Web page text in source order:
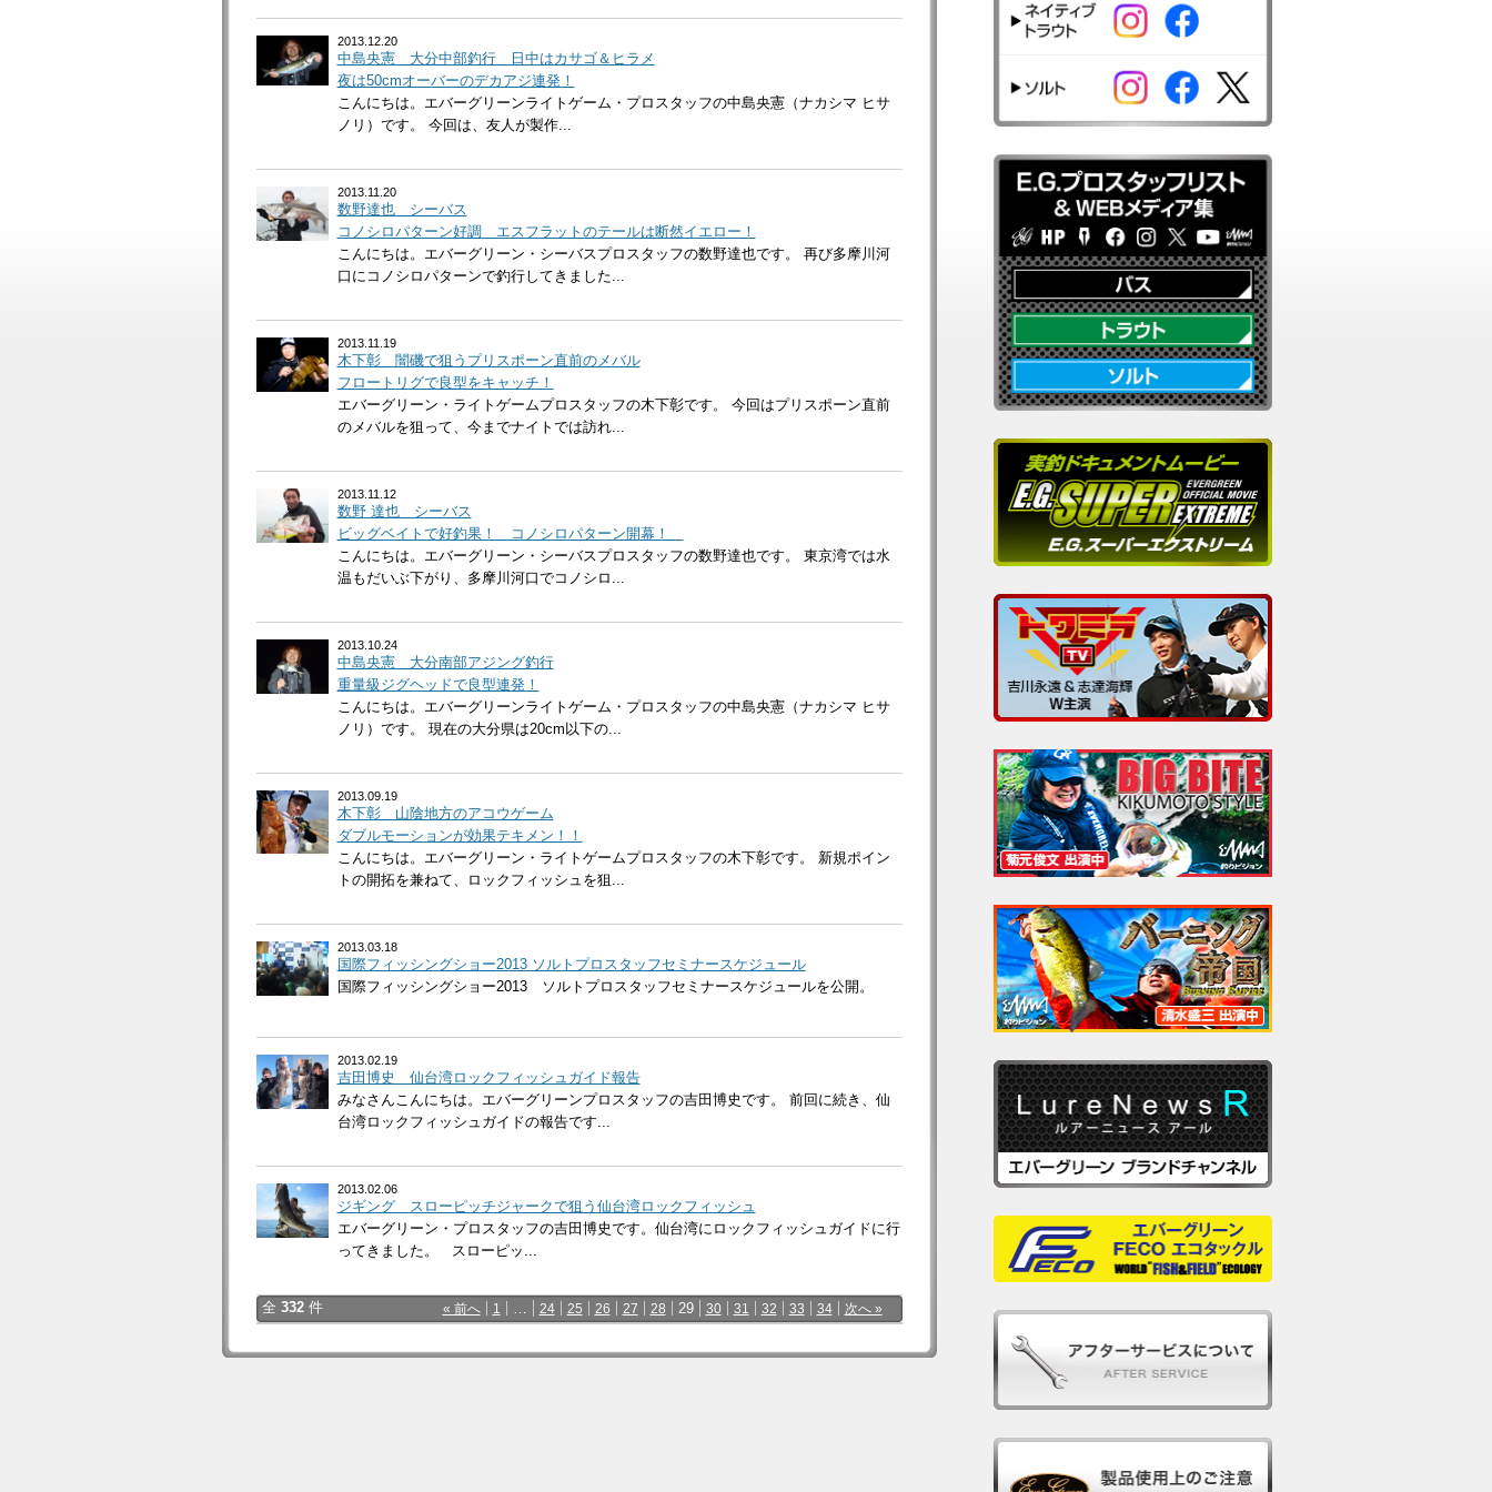
2013.12.20
中島央憲 大分中部釣行 日中はカサゴ＆ヒラメ
夜は50cmオーバーのデカアジ連発！
こんにちは。エバーグリーンライトゲーム・プロスタッフの中島央憲（ナカシマ ヒサ
ノリ）です。 今回は、友人が製作...
2013.11.20
数野達也 シーバス
コノシロパターン好調 エスフラットのテールは断然イエロー！
こんにちは。エバーグリーン・シーバスプロスタッフの数野達也です。 再び多摩川河
口にコノシロパターンで釣行してきました...
2013.11.19
木下彰 闇磯で狙うプリスポーン直前のメバル
フロートリグで良型をキャッチ！
エバーグリーン・ライトゲームプロスタッフの木下彰です。 今回はプリスポーン直前
のメバルを狙って、今までナイトでは訪れ...
2013.11.12
数野 達也 シーバス
ビッグベイトで好釣果！ コノシロパターン開幕！
こんにちは。エバーグリーン・シーバスプロスタッフの数野達也です。 東京湾では水
温もだいぶ下がり、多摩川河口でコノシロ...
2013.10.24
中島央憲 大分南部アジング釣行
重量級ジグヘッドで良型連発！
こんにちは。エバーグリーンライトゲーム・プロスタッフの中島央憲（ナカシマ ヒサ
ノリ）です。 現在の大分県は20cm以下の...
2013.09.19
木下彰 山陰地方のアコウゲーム
ダブルモーションが効果テキメン！！
こんにちは。エバーグリーン・ライトゲームプロスタッフの木下彰です。 新規ポイン
トの開拓を兼ねて、ロックフィッシュを狙...
2013.03.18
国際フィッシングショー2013 ソルトプロスタッフセミナースケジュール
国際フィッシングショー2013 ソルトプロスタッフセミナースケジュールを公開。
2013.02.19
吉田博史 仙台湾ロックフィッシュガイド報告
みなさんこんにちは。エバーグリーンプロスタッフの吉田博史です。 前回に続き、仙
台湾ロックフィッシュガイドの報告です...
2013.02.06
ジギング スローピッチジャークで狙う仙台湾ロックフィッシュ
エバーグリーン・プロスタッフの吉田博史です。仙台湾にロックフィッシュガイドに行
ってきました。 スローピッ...
« 前へ 1 24 25 26 27 28 29 30 31 32 33 34 次へ »
全 332件